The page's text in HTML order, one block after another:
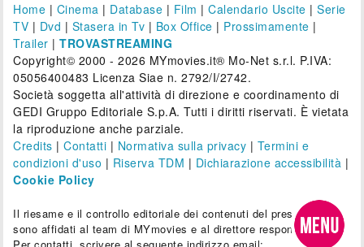
Home | Cinema | Database | Film |Calendario Uscite |Serie
TV | Dvd | Stasera in Tv | Box Office | Prossimamente |
Trailer |TROVASTREAMING
Copyright© 2000 - 2026 MYmovies.it® Mo-Net s.r.l. P.IVA:
05056400483 Licenza Siae n. 2792/I/2742.
Società soggetta all'attività di direzione e coordinamento di
GEDI Gruppo Editoriale S.p.A. Tutti i diritti riservati. È vietata
la riproduzione anche parziale.
Credits |Contatti | Normativa sulla privacy | Termini e
condizioni d'uso | Riserva TDM | Dichiarazione accessibilità |
Cookie Policy
Il riesame e il controllo editoriale dei contenuti del presente sito
sono affidati al team di MYmovies e al direttore responsabile.